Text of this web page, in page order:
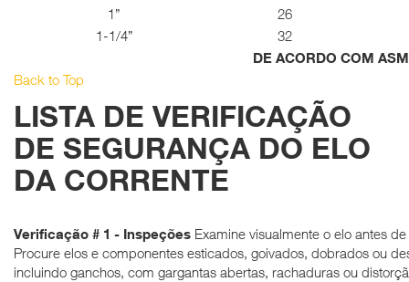
1”
26
1-1/4”
32
DE ACORDO COM
Back to Top
LISTA DE VERIFICAÇÃO
DE SEGURANÇA DO ELO
DA CORRENTE
Verificação # 1 - Inspeções Examine visualmente o elo antes
Procure elos e componentes esticados, goivados, dobrados ou
incluindo ganchos, com gargantas abertas, rachaduras ou